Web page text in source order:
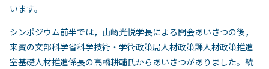
います。
シンポジウム前半では，山崎光悦学長による開会あいさつの後，
来賓の文部科学省科学技術・学術政策局人材政策課人材政策推進
室基礎人材推進係長の高橋耕輔氏からあいさつがありました。続